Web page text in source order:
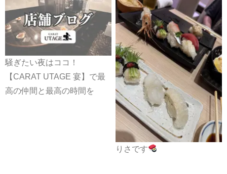
騒ぎたい夜はココ！
【CARAT UTAGE 宴】で最
高の仲間と最高の時間を
りさです